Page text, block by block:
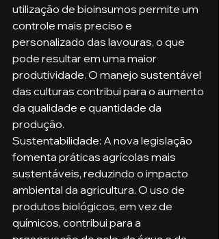
utilização de bioinsumos permite um
controle mais preciso e
personalizado das lavouras, o que
pode resultar em uma maior
produtividade. O manejo sustentável
das culturas contribui para o aumento
da qualidade e quantidade da
produção.
Sustentabilidade: A nova legislação
fomenta práticas agrícolas mais
sustentáveis, reduzindo o impacto
ambiental da agricultura. O uso de
produtos biológicos, em vez de
químicos, contribui para a